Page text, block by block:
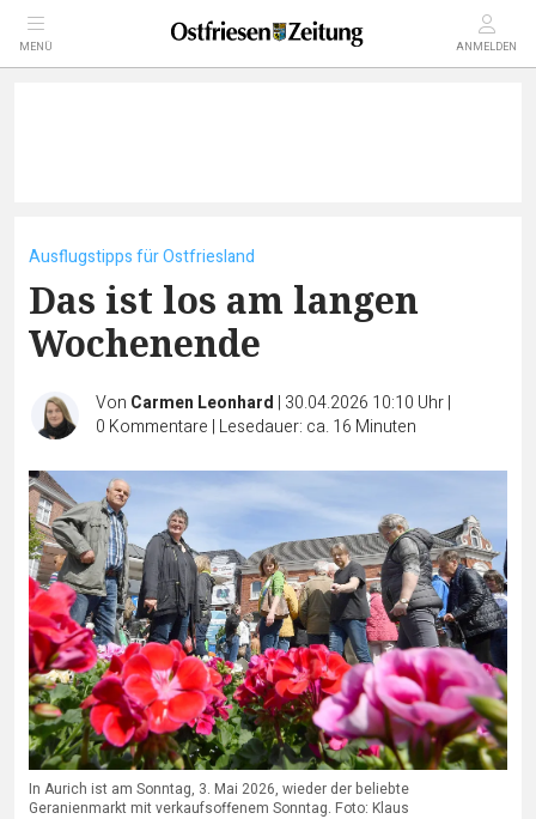
MENÜ ANMELDEN
Ausflugstipps für Ostfriesland
Das ist los am langen
Wochenende
Von Carmen Leonhard | 30.04.2026 10:10 Uhr|
0 Kommentare | Lesedauer: ca. 16 Minuten
In Aurich ist am Sonntag, 3. Mai 2026, wieder der beliebte
Geranienmarkt mit verkaufsoffenem Sonntag. Foto: Klaus